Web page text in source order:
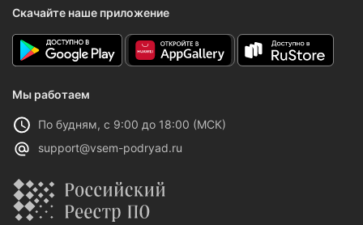
Скачайте наше приложение
Мы работаем
По будням, с 9:00 до 18:00 (МСК)
support@vsem-podryad.ru